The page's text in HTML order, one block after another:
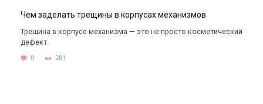
Чем заделать трещины в корпусах механизмов
Трещина в корпусе механизма — это не просто косметический
дефект.
0 281